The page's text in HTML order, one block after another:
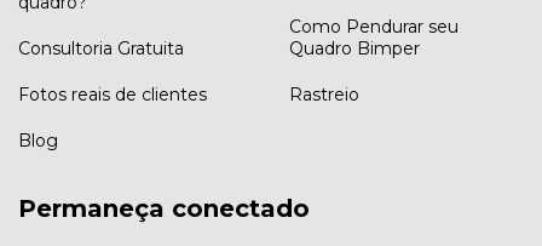
Consultoria Gratuita
Fotos reais de clientes
Blog
Como Pendurar seu
Quadro Bimper
Rastreio
Permaneça conectado